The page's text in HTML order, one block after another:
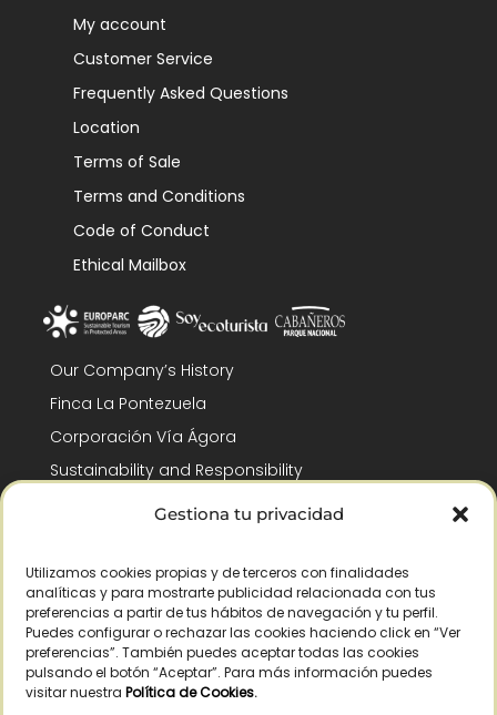
Gestiona tu privacidad
Utilizamos cookies propias y de terceros con finalidades
analíticas y para mostrarte publicidad relacionada con tus
preferencias a partir de tus hábitos de navegación y tu perfil.
Puedes configurar o rechazar las cookies haciendo click en “Ver
preferencias”. También puedes aceptar todas las cookies
pulsando el botón “Aceptar”. Para más información puedes
visitar nuestra Política de Cookies.
My account
Customer Service
Frequently Asked Questions
Location
Terms of Sale
Terms and Conditions
Code of Conduct
Ethical Mailbox
Our Company’s History
Finca La Pontezuela
Corporación Vía Ágora
Sustainability and Responsibility
CSR and Fundación Gómez-Pintado
Recognitions